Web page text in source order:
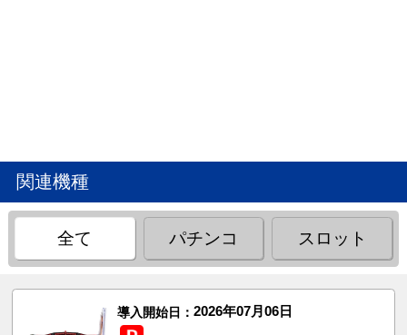
関連機種
全て パチンコ スロット
導入開始日： 2026年07月06日